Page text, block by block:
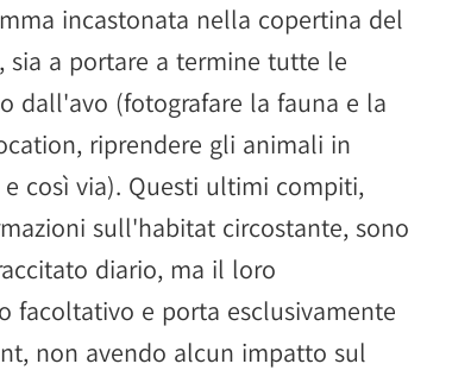
incastonata nella copertina del
a portare a termine tutte le
dall'avo (fotografare la fauna e la
riprendere gli animali in
così via). Questi ultimi compiti,
sull'habitat circostante, sono
diario, ma il loro
facoltativo e porta esclusivamente
non avendo alcun impatto sul